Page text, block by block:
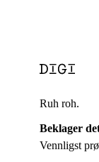
Ruh roh.
Beklager
Vennligst